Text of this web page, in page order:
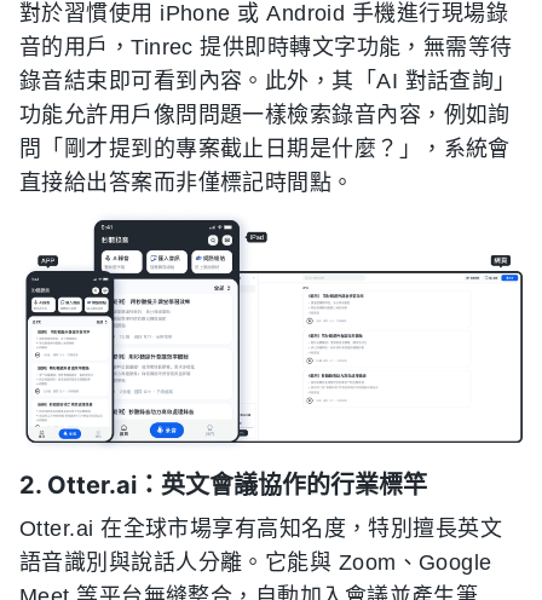
對於習慣使用 iPhone 或 Android 手機進行現場錄
音的用戶，Tinrec 提供即時轉文字功能，無需等待
錄音結束即可看到內容。此外，其「AI 對話查詢」
功能允許用戶像問問題一樣檢索錄音內容，例如詢
問「剛才提到的專案截止日期是什麼？」，系統會
直接給出答案而非僅標記時間點。
2. Otter.ai：英文會議協作的行業標竿
Otter.ai 在全球市場享有高知名度，特別擅長英文
語音識別與說話人分離。它能與 Zoom、Google